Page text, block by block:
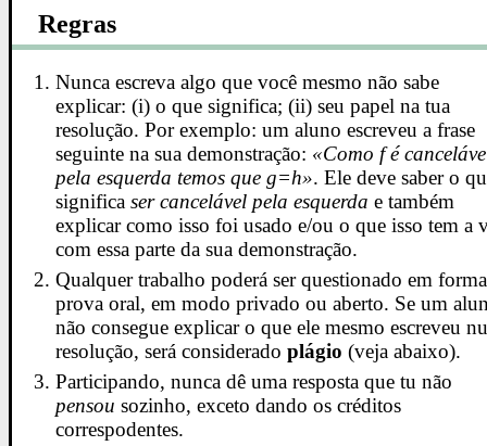
Regras
Nunca escreva algo que você mesmo não sabe
explicar: (i) o que significa; (ii) seu papel na tua
resolução. Por exemplo: um aluno escreveu a frase
seguinte na sua demonstração: «Como f é
pela esquerda temos que g=h». Ele deve saber o
significaser cancelável pela esquerda e também
explicar como isso foi usado e/ou o que isso tem a
com essa parte da sua demonstração.
Qualquer trabalho poderá ser questionado em
prova oral, em modo privado ou aberto. Se um
não consegue explicar o que ele mesmo escreveu
resolução, será consideradoplágio (veja abaixo).
Participando, nunca dê uma resposta que tu não
pensou sozinho, exceto dando os créditos
correspodentes.